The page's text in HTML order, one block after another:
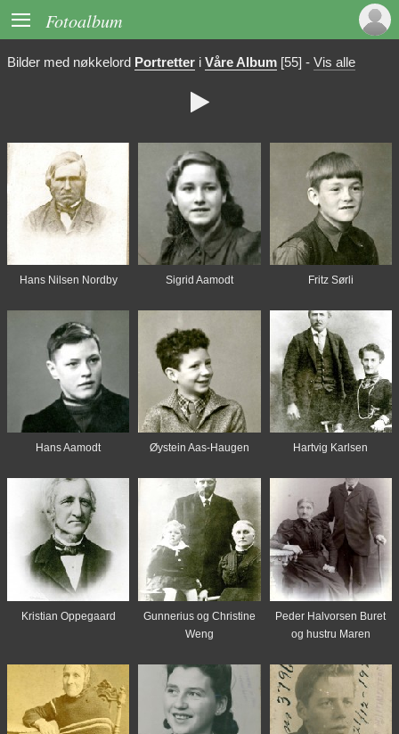
 Fotoalbum
Bilder med nøkkelord Portretter i Våre Album [55] - Vis alle

Hans Nilsen Nordby Sigrid Aamodt Fritz Sørli
Hans Aamodt Øystein Aas-Haugen Hartvig Karlsen
Kristian Oppegaard
Gunnerius og Christine
Weng
Peder Halvorsen Buret
og hustru Maren